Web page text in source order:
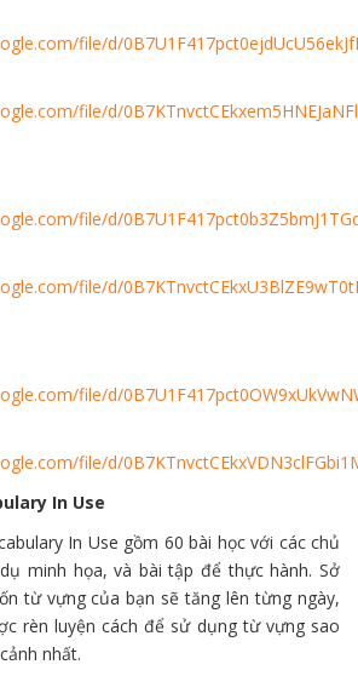
file/d/
file/d/
file/d/
file/d/
file/d/
file/d/
In Use
In Use gồm 60 bài học với các chủ
minh họa, và bài tập để thực hành. Sở
từ vựng của bạn sẽ tăng lên từng ngày,
rèn luyện cách để sử dụng từ vựng sao
nhất.